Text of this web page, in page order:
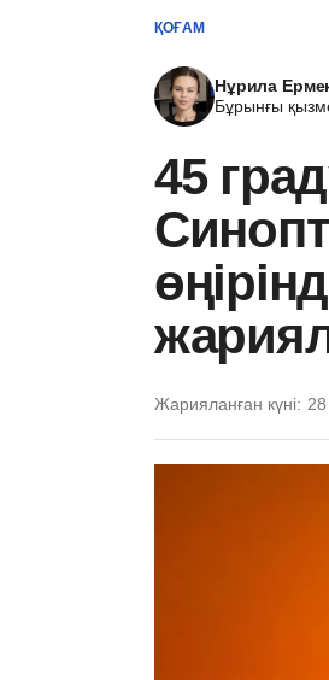
ҚОҒАМ
Нұрила
Бұрынғы
45
Жарияланған күні: